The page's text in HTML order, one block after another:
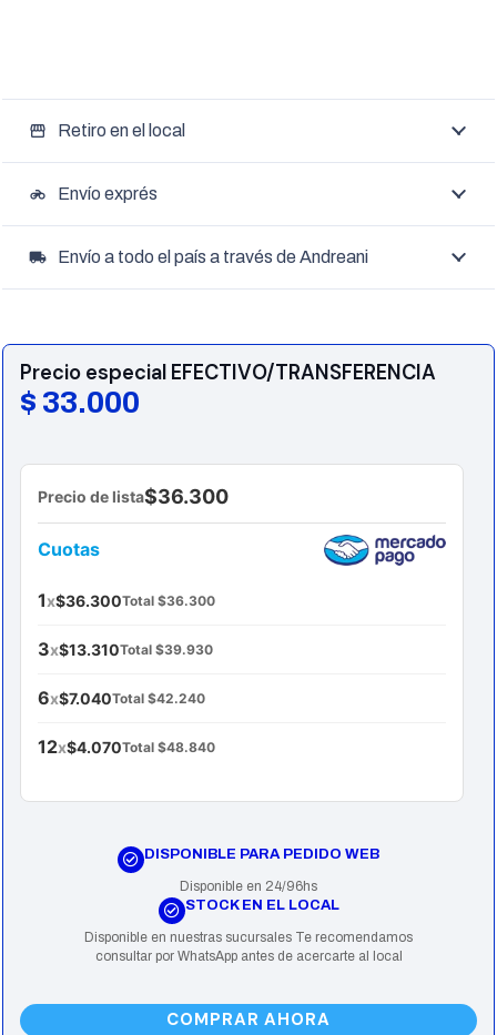
storefront Retiro en el local
motorcycle Envío exprés
local_shipping Envío a todo el país a través de Andreani
Precio especial EFECTIVO/TRANSFERENCIA
$ 33.000
Precio de lista$36.300
Cuotas
1x$36.300Total $36.300
3x$13.310Total $39.930
6x$7.040Total $42.240
12x$4.070Total $48.840
DISPONIBLE PARA PEDIDO WEB
Disponible en 24/96hs
STOCK EN EL LOCAL
Disponible en nuestras sucursales Te recomendamos
consultar por WhatsApp antes de acercarte al local
COMPRAR AHORA